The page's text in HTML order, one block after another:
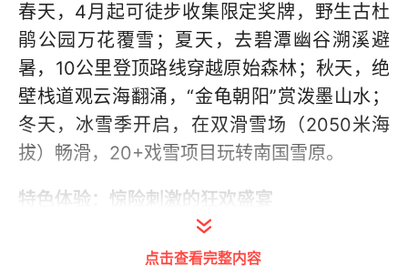
春天，4月起可徒步收集限定奖牌，野生古杜
鹃公园万花覆雪；夏天，去碧潭幽谷溯溪避
暑，10公里登顶路线穿越原始森林；秋天，绝
壁栈道观云海翻涌，“金龟朝阳”赏泼墨山水；
冬天，冰雪季开启，在双滑雪场（2050米海
拔）畅滑，20+戏雪项目玩转南国雪原。
特色体验：惊险刺激的狂欢盛宴
有亲子之选，5公里轻徒步+索道登顶，戏雪区
点击查看完整内容